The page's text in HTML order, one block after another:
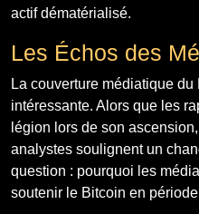
actif dématérialisé.
Les Échos des
La couverture médiatique
intéressante. Alors que les
légion lors de son
analystes soulignent un
question : pourquoi les
soutenir le Bitcoin en